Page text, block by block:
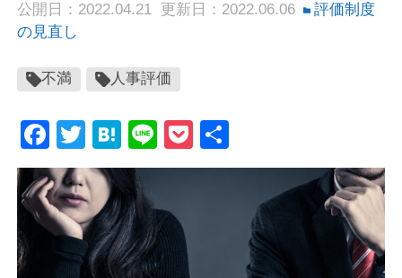
HRコラム
お知らせ
資料請求(無料) お見積もり依頼
公開日：2022.04.21 更新日：2022.06.06
評価制度
の見直し
不満 人事評価
Facebook
Twitter
Hatena
LinePocket
有